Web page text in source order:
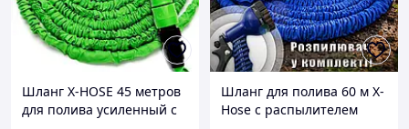
Шланг X-HOSE 45 метров
для полива усиленный с
Шланг для полива 60 м X-
Hose с распылителем